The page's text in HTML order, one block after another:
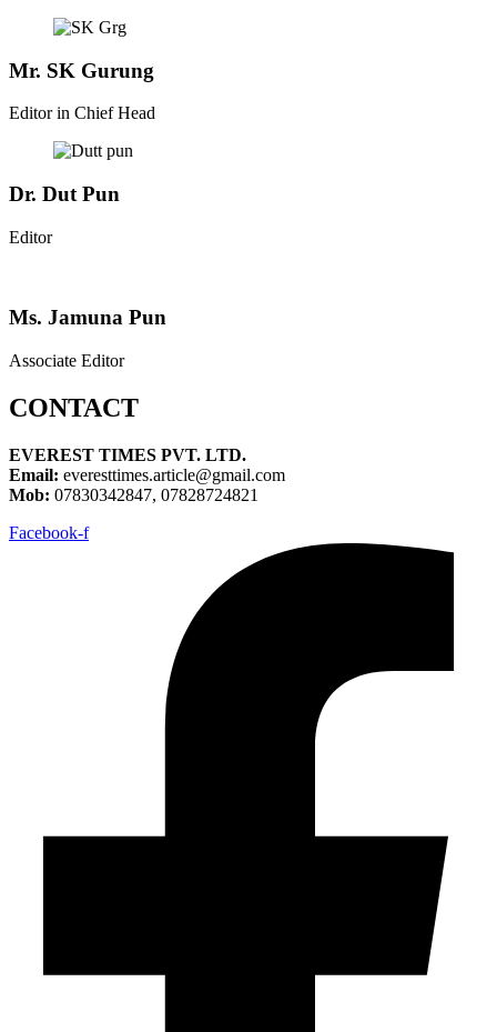
Mr. SK Gurung
Editor in Chief Head
Dr. Dut Pun
Editor
Ms. Jamuna Pun
Associate Editor
CONTACT
EVEREST TIMES PVT. LTD.
Email: everesttimes.article@gmail.com
Mob: 07830342847, 07828724821
Facebook-f